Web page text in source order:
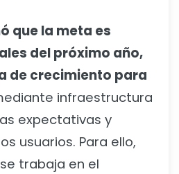
que la meta es
del próximo año,
de crecimiento para
infraestructura
expectativas y
usuarios. Para ello,
trabaja en el